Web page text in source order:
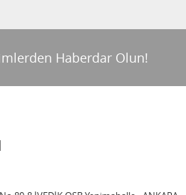
Haberdar Olun!